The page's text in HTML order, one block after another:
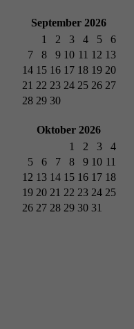
September 2026
1
2 3 4 5
6
7
8 9 10 11 12 13
14 15 16 17 18 19 20
21 22 23 24 25 26 27
28 29 30
Oktober 2026
1
2 3
4
5
6 7 8 9 10 11
12 13 14 15 16 17 18
19 20 21 22 23 24 25
26 27 28 29 30 31